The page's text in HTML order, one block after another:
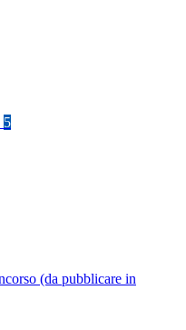
5
(da pubblicare in